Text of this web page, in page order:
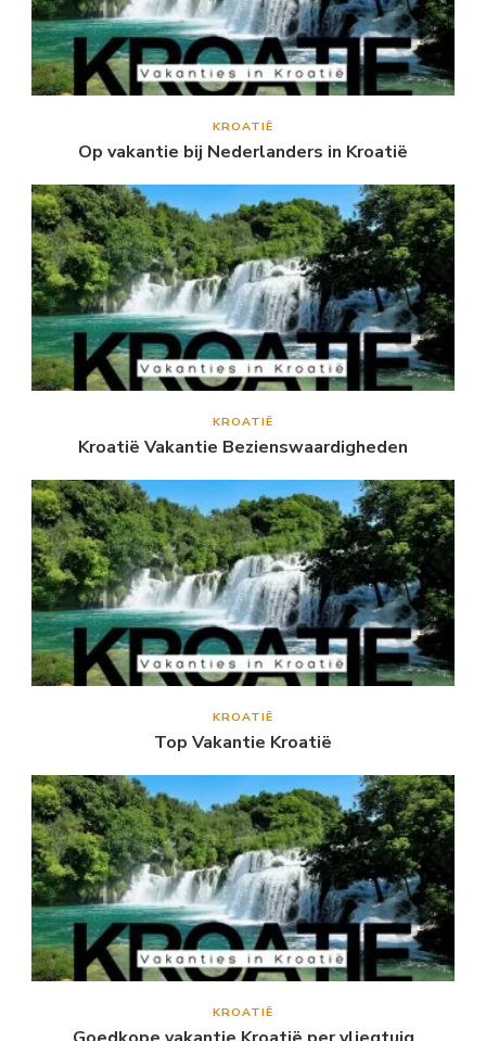
KROATIË
Op vakantie bij Nederlanders in Kroatië
KROATIË
Kroatië Vakantie Bezienswaardigheden
KROATIË
Top Vakantie Kroatië
KROATIË